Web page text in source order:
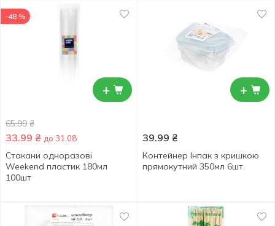
+
-48 %
65.99 ₴
33.99 ₴ до 31.08
Стакани одноразові
Weekend пластик 180мл
100шт
+
39.99 ₴
Контейнер Інпак з кришкою
прямокутний 350мл 6шт.